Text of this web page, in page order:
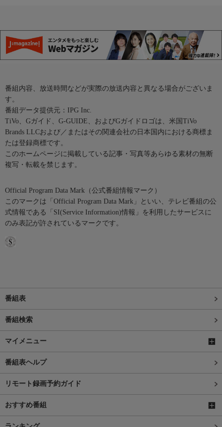
番組内容、放送時間などが実際の放送内容と異なる場合がございま
す。
番組データ提供元：IPG Inc.
TiVo、Gガイド、G-GUIDE、およびGガイドロゴは、米国TiVo
Brands LLCおよび／またはその関連会社の日本国内における商標ま
たは登録商標です。
このホームページに掲載している記事・写真等あらゆる素材の無断
複写・転載を禁じます。
Official Program Data Mark（公式番組情報マーク）
このマークは「Official Program Data Mark」といい、テレビ番組の公
式情報である「SI(Service Information)情報」を利用したサービスに
のみ表記が許されているマークです。
番組表
番組検索
マイメニュー
番組表ヘルプ
リモート録画予約ガイド
おすすめ番組